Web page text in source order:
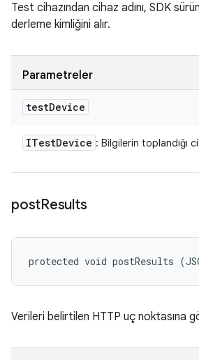
Test cihazından cihaz adını, SDK
derleme kimliğini alır.
Parametreler
testDevice
ITestDevice : Bilgilerin toplandığı
postResults
protected void postResults
Verileri belirtilen HTTP uç noktasına